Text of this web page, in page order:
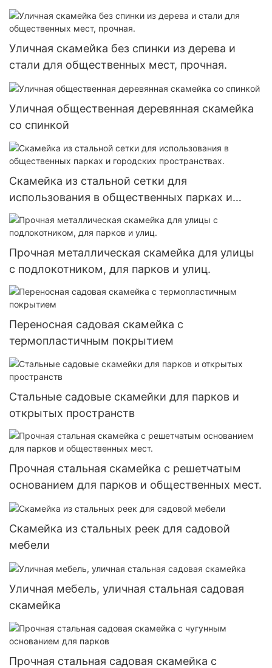
Уличная скамейка без спинки из дерева и
стали для общественных мест, прочная.
Уличная общественная деревянная скамейка
со спинкой
Скамейка из стальной сетки для
использования в общественных парках и
городских пространствах.
Прочная металлическая скамейка для улицы
с подлокотником, для парков и улиц.
Переносная садовая скамейка с
термопластичным покрытием
Стальные садовые скамейки для парков и
открытых пространств
Прочная стальная скамейка с решетчатым
основанием для парков и общественных мест.
Скамейка из стальных реек для садовой
мебели
Уличная мебель, уличная стальная садовая
скамейка
Прочная стальная садовая скамейка с